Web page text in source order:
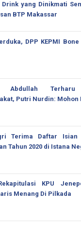
Drink yang Dinikmati
BTP Makassar
DPP KEPMI
Abdullah Terharu
Putri Nurdin: Mohon
Terima Daftar Isian
Tahun 2020 di Istana
KPU
Menang Di Pilkada